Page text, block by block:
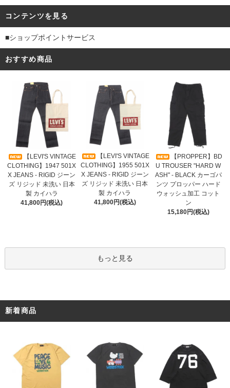
コンテンツを見る
■ショップポイントサービス
おすすめ商品
【LEVI'S VINTAGE
CLOTHING】1947 501X
X JEANS - RIGID ジーン
ズ リジッド 未洗い 日本
製 カイハラ
41,800円(税込)
【LEVI'S VINTAGE
CLOTHING】1955 501X
X JEANS - RIGID ジーン
ズ リジッド 未洗い 日本
製 カイハラ
41,800円(税込)
【PROPPER】BD
U TROUSER "HARD W
ASH" - BLACK カーゴパ
ンツ プロッパー ハード
ウォッシュ加工 コット
ン
15,180円(税込)
もっと見る
新着商品